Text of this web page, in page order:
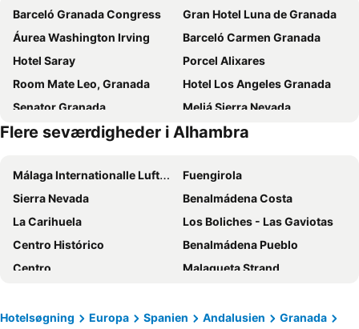
Barceló Granada Congress
Gran Hotel Luna de Granada
Áurea Washington Irving
Barceló Carmen Granada
Hotel Saray
Porcel Alixares
Room Mate Leo, Granada
Hotel Los Angeles Granada
Senator Granada
Meliá Sierra Nevada
Casual Ilbira Granada
Alhambra Palace Hotel
Hotel Macià Granada Five Senses Rooms & Suites
The Mountains Hotel
Occidental Granada
Hotel Granada by Pierre & Vacances
Eurostars Puerta Real
Hotel Macià Cóndor
DWO Urban Granada
Atenas Granada
Hotel Abades Nevada Palace
Boutique Hotel Luna Granada Centro
Vincci Albayzin
Meliá Granada
Flere seværdigheder i Alhambra
Málaga Internationalle Lufthavn
Fuengirola
Sierra Nevada
Benalmádena Costa
La Carihuela
Los Boliches - Las Gaviotas
Centro Histórico
Benalmádena Pueblo
Centro
Malagueta Strand
Torreblanca
Marina de Puerto Banus
Hotelsøgning Europa Spanien Andalusien
Granada